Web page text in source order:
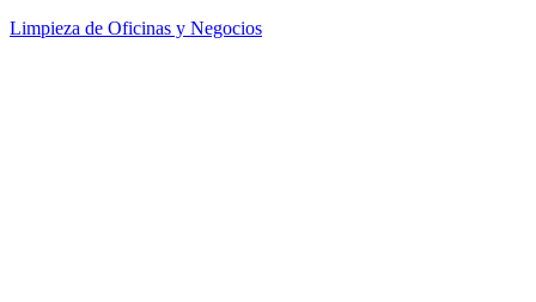
Limpieza de Oficinas y Negocios